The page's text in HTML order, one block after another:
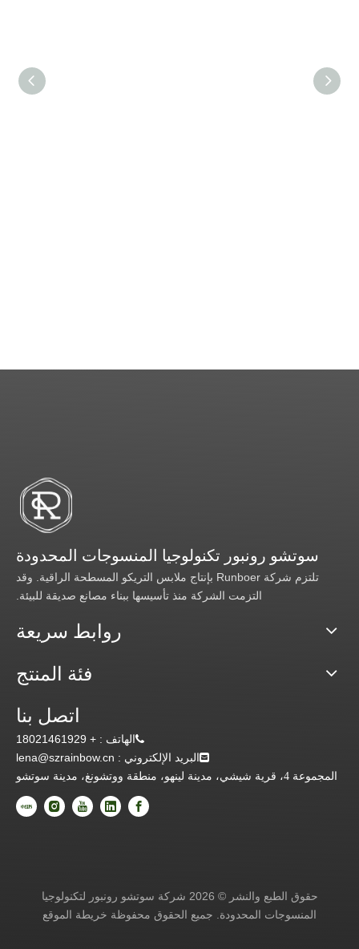
سوتشو رونبور تكنولوجيا المنسوجات المحدودة
تلتزم شركة Runboer بإنتاج ملابس التريكو المسطحة الراقية. وقد
التزمت الشركة منذ تأسيسها ببناء مصانع صديقة للبيئة.
روابط سريعة
فئة المنتج
اتصل بنا
الهاتف :
+ 18021461929
البريد الإلكتروني : lena@szrainbow.cn
المجموعة 4، قرية شيشي، مدينة لينهو، منطقة ووتشونغ، مدينة سوتشو
حقوق الطبع والنشر © 2026 شركة سوتشو رونبور لتكنولوجيا
المنسوجات المحدودة. جميع الحقوق محفوظة خريطة الموقع